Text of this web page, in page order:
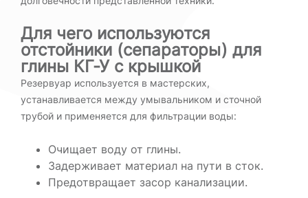
Для чего используются
отстойники (сепараторы) для
глины КГ-У с крышкой
Резервуар используется в мастерских,
устанавливается между умывальником и сточной
трубой и применяется для фильтрации воды:
Очищает воду от глины.
Задерживает материал на пути в сток.
Предотвращает засор канализации.